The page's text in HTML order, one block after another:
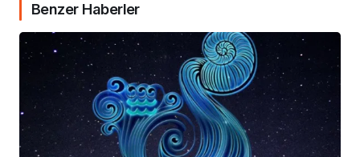
Benzer Haberler